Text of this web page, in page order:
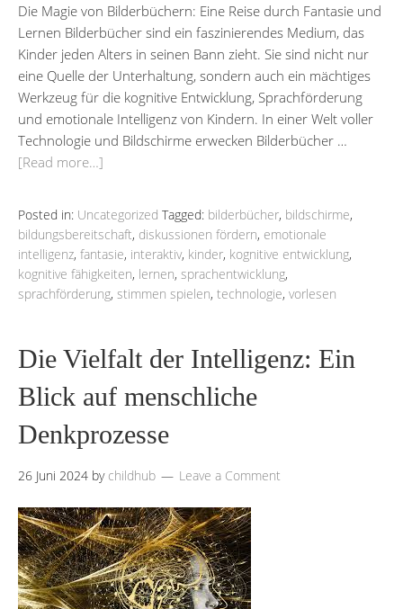
Die Magie von Bilderbüchern: Eine Reise durch Fantasie und
Lernen Bilderbücher sind ein faszinierendes Medium, das
Kinder jeden Alters in seinen Bann zieht. Sie sind nicht nur
eine Quelle der Unterhaltung, sondern auch ein mächtiges
Werkzeug für die kognitive Entwicklung, Sprachförderung
und emotionale Intelligenz von Kindern. In einer Welt voller
Technologie und Bildschirme erwecken Bilderbücher …
[Read more…]
Posted in: Uncategorized Tagged: bilderbücher, bildschirme,
bildungsbereitschaft, diskussionen fördern, emotionale
intelligenz, fantasie, interaktiv, kinder, kognitive entwicklung,
kognitive fähigkeiten, lernen, sprachentwicklung,
sprachförderung, stimmen spielen, technologie, vorlesen
Die Vielfalt der Intelligenz: Ein
Blick auf menschliche
Denkprozesse
26 Juni 2024 by childhub Leave a Comment